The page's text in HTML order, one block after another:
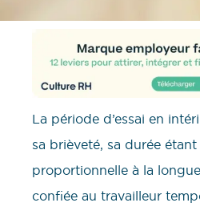
La période d’essai en
sa brièveté, sa durée
proportionnelle à la
confiée au travailleur